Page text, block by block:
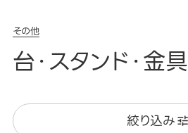
その他
台・スタンド・金具
絞り込み